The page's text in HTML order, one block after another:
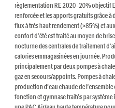
règlementation RE 2020 -20% objectif
renforcée et les apports gratuits grâce
flux à très haut rendement (>85%) et
confort d’été est traité au moyen de
nocturne des centrales de traitement
calories emmagasinées en journée.
principalement par deux pompes à
gaz en secours/appoints. Pompes à
production d’eau chaude de
fonction et gymnase traités par